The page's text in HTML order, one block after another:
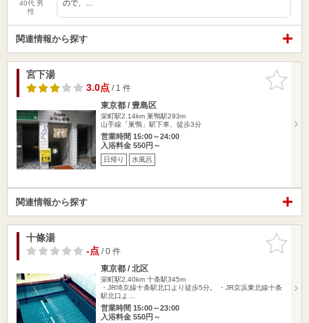
40代 男
性
ので、…
関連情報から探す
お気に入
りに追加
宮下湯
3.0点/ 1 件
東京都 / 豊島区
栄町駅2.14km 巣鴨駅293m
山手線「巣鴨」駅下車、徒歩3分
営業時間 15:00～24:00
入浴料金 550円～
日帰り 水風呂
関連情報から探す
お気に入
りに追加
十條湯
-点/ 0 件
東京都 / 北区
栄町駅2.40km 十条駅345m
・JR埼京線十条駅北口より徒歩5分。 ・JR京浜東北線十条
駅北口よ…
営業時間 15:00～23:00
入浴料金 550円～